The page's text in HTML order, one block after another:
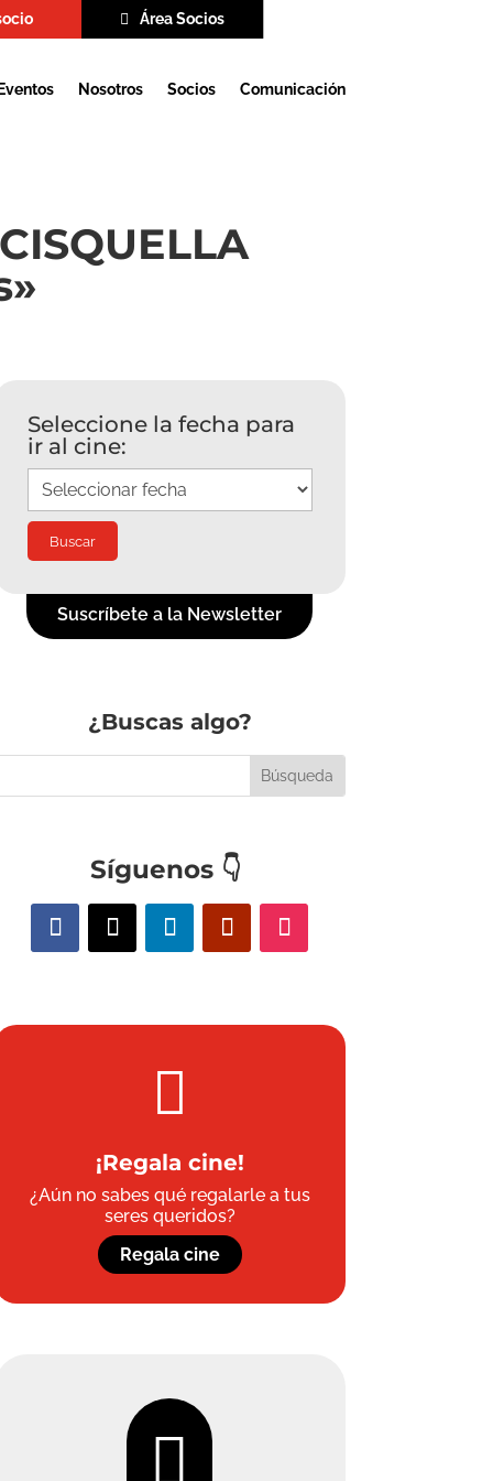
Área Socios
Nosotros Socios Comunicación
Seleccione la fecha para
ir al cine:
Suscríbete a la Newsletter
¿Buscas algo?
Síguenos 👇

¡Regala cine!
¿Aún no sabes qué regalarle a tus
seres queridos?
Regala cine
